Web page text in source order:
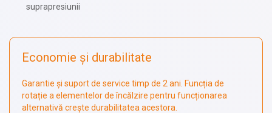
suprapresiunii
Economie și durabilitate
Garantie și suport de service timp de 2 ani. Funcția de
rotație a elementelor de încălzire pentru funcționarea
alternativă crește durabilitatea acestora.